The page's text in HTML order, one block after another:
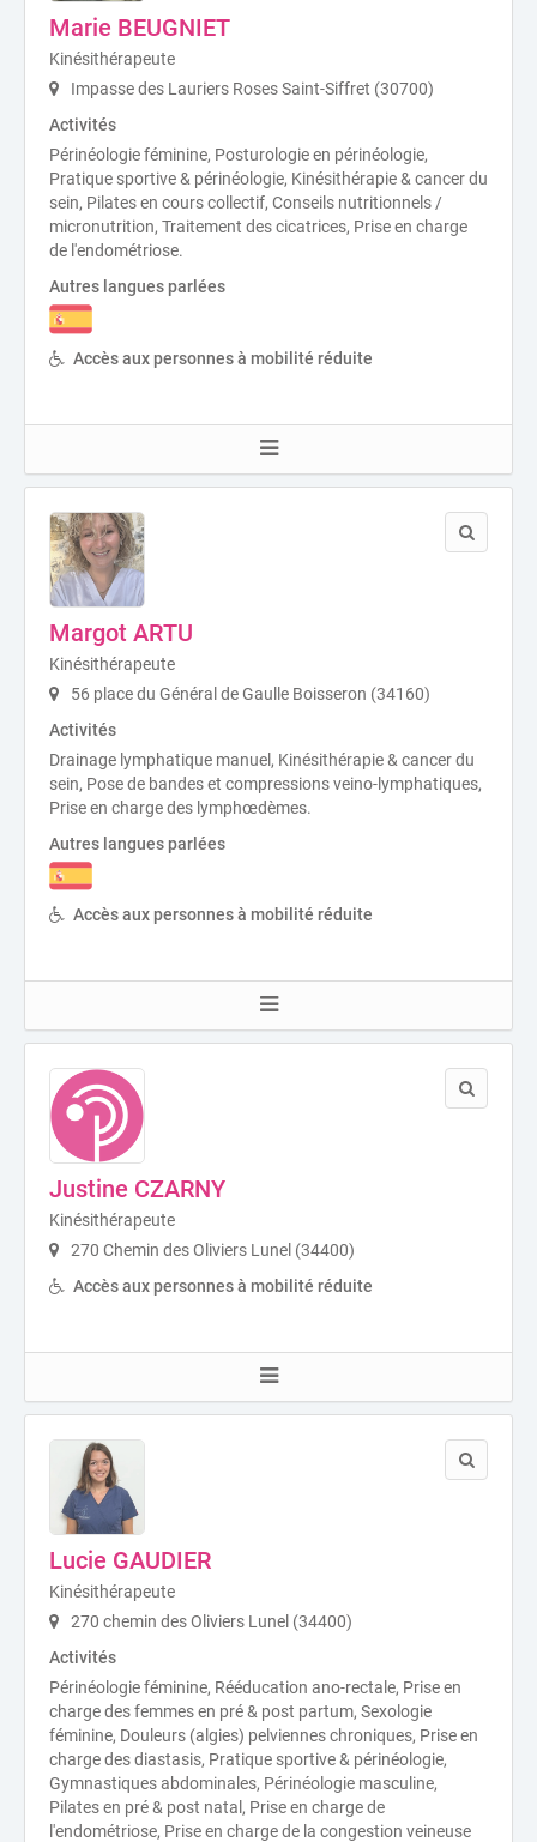
Marie BEUGNIET
Kinésithérapeute
Impasse des Lauriers Roses Saint-Siffret (30700)
Activités
Périnéologie féminine, Posturologie en périnéologie,
Pratique sportive & périnéologie, Kinésithérapie & cancer du
sein, Pilates en cours collectif, Conseils nutritionnels /
micronutrition, Traitement des cicatrices, Prise en charge
de l'endométriose.
Autres langues parlées
Accès aux personnes à mobilité réduite
Margot ARTU
Kinésithérapeute
56 place du Général de Gaulle Boisseron (34160)
Activités
Drainage lymphatique manuel, Kinésithérapie & cancer du
sein, Pose de bandes et compressions veino-lymphatiques,
Prise en charge des lymphœdèmes.
Autres langues parlées
Accès aux personnes à mobilité réduite
Justine CZARNY
Kinésithérapeute
270 Chemin des Oliviers Lunel (34400)
Accès aux personnes à mobilité réduite
Lucie GAUDIER
Kinésithérapeute
270 chemin des Oliviers Lunel (34400)
Activités
Périnéologie féminine, Rééducation ano-rectale, Prise en
charge des femmes en pré & post partum, Sexologie
féminine, Douleurs (algies) pelviennes chroniques, Prise en
charge des diastasis, Pratique sportive & périnéologie,
Gymnastiques abdominales, Périnéologie masculine,
Pilates en pré & post natal, Prise en charge de
l'endométriose, Prise en charge de la congestion veineuse